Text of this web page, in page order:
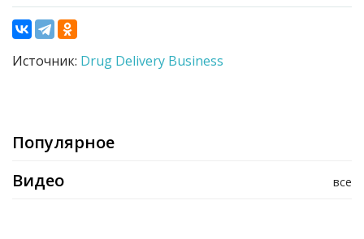
Источник: Drug Delivery Business
Популярное
все
Видео